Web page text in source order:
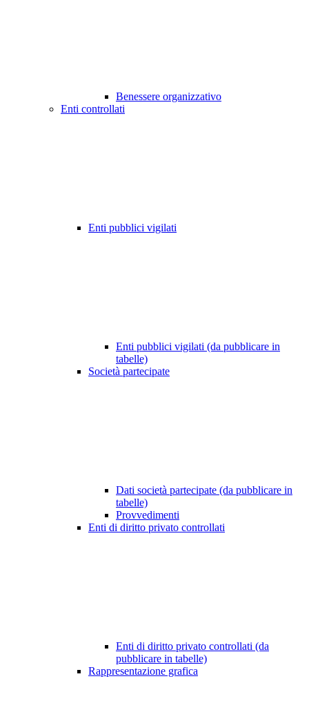
Benessere organizzativo
Enti controllati
Enti pubblici vigilati
Enti pubblici vigilati (da pubblicare in
tabelle)
Società partecipate
Dati società partecipate (da pubblicare in
tabelle)
Provvedimenti
Enti di diritto privato controllati
Enti di diritto privato controllati (da
pubblicare in tabelle)
Rappresentazione grafica